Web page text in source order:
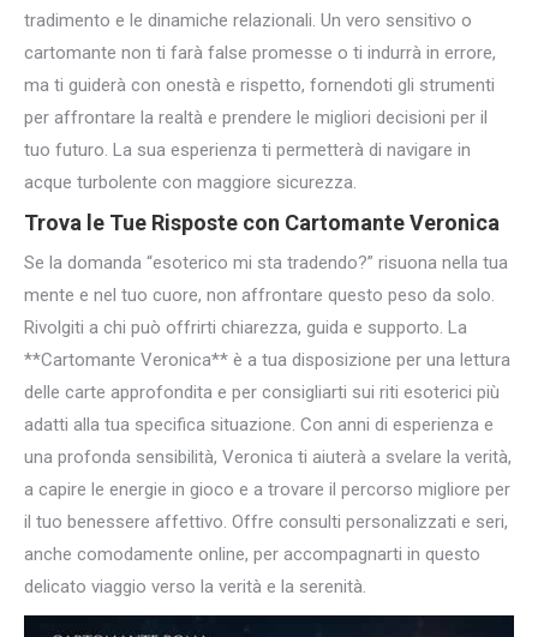
tradimento e le dinamiche relazionali. Un vero sensitivo o
cartomante non ti farà false promesse o ti indurrà in errore,
ma ti guiderà con onestà e rispetto, fornendoti gli strumenti
per affrontare la realtà e prendere le migliori decisioni per il
tuo futuro. La sua esperienza ti permetterà di navigare in
acque turbolente con maggiore sicurezza.
Trova le Tue Risposte con Cartomante Veronica
Se la domanda “esoterico mi sta tradendo?” risuona nella tua
mente e nel tuo cuore, non affrontare questo peso da solo.
Rivolgiti a chi può offrirti chiarezza, guida e supporto. La
**Cartomante Veronica** è a tua disposizione per una lettura
delle carte approfondita e per consigliarti sui riti esoterici più
adatti alla tua specifica situazione. Con anni di esperienza e
una profonda sensibilità, Veronica ti aiuterà a svelare la verità,
a capire le energie in gioco e a trovare il percorso migliore per
il tuo benessere affettivo. Offre consulti personalizzati e seri,
anche comodamente online, per accompagnarti in questo
delicato viaggio verso la verità e la serenità.